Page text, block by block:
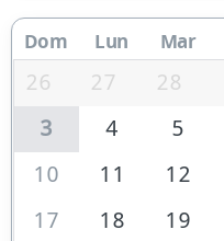
Dom Lun Mar
26 27 28
3
4 5
10
11 12
17
18 19